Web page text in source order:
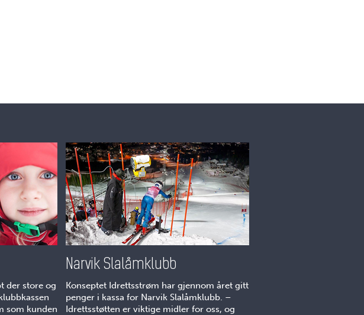
der store og
som kunden
Narvik Slalåmklubb
Konseptet Idrettsstrøm har gjennom året gitt
penger i kassa for Narvik Slalåmklubb. –
Idrettsstøtten er viktige midler for oss, og